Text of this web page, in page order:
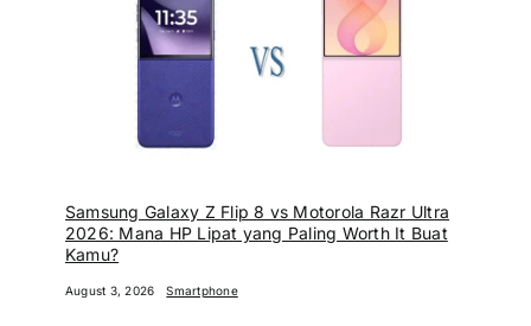
Samsung Galaxy Z Flip 8 vs Motorola Razr Ultra
2026: Mana HP Lipat yang Paling Worth It Buat
Kamu?
August 3, 2026 Smartphone